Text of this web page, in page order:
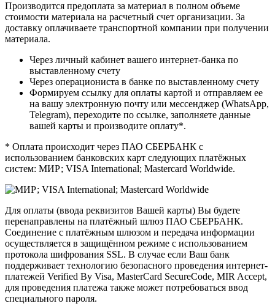
Производится предоплата за материал в полном объеме
стоимости материала на расчетный счет организации. За
доставку оплачиваете транспортной компании при получении
материала.
Через личный кабинет вашего интернет-банка по
выставленному счету
Через операциониста в банке по выставленному счету
Формируем ссылку для оплаты картой и отправляем ее
на вашу электронную почту или мессенджер (WhatsApp,
Telegram), переходите по ссылке, заполняете данные
вашей карты и производите оплату*.
* Оплата происходит через ПАО СБЕРБАНК с
использованием банковских карт следующих платёжных
систем: МИР; VISA International; Mastercard Worldwide.
Для оплаты (ввода реквизитов Вашей карты) Вы будете
перенаправлены на платёжный шлюз ПАО СБЕРБАНК.
Соединение с платёжным шлюзом и передача информации
осуществляется в защищённом режиме с использованием
протокола шифрования SSL. В случае если Ваш банк
поддерживает технологию безопасного проведения интернет-
платежей Verified By Visa, MasterCard SecureCode, MIR Accept,
для проведения платежа также может потребоваться ввод
специального пароля.